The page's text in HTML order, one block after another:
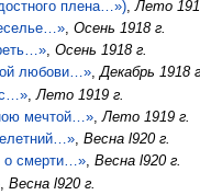
плена…») ,Лето
,Осень 1918 г.
,Осень 1918 г.
любови…»,Декабрь 1918
,Лето 1919 г.
мечтой…»,Лето 1919 г.
,Весна l920 г.
о смерти…»,Весна l920 г.
,Весна l920 г.